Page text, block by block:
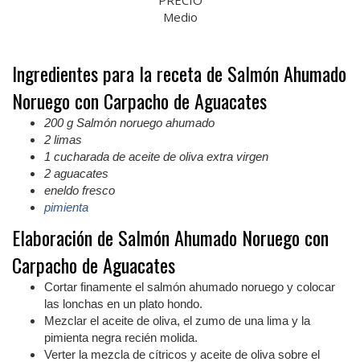
Medio
Ingredientes para la receta de Salmón Ahumado
Noruego con Carpacho de Aguacates
200 g Salmón noruego ahumado
2 limas
1 cucharada de aceite de oliva extra virgen
2 aguacates
eneldo fresco
pimienta
Elaboración de Salmón Ahumado Noruego con
Carpacho de Aguacates
Cortar finamente el salmón ahumado noruego y colocar
las lonchas en un plato hondo.
Mezclar el aceite de oliva, el zumo de una lima y la
pimienta negra recién molida.
Verter la mezcla de cítricos y aceite de oliva sobre el